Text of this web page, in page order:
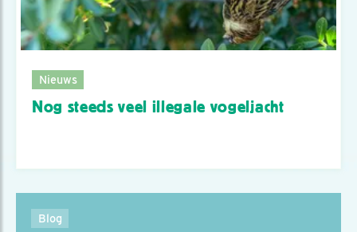
Nieuws
Nog steeds veel illegale vogeljacht
Blog